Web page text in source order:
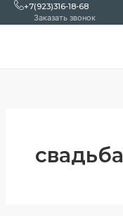
Перейти
к
+7(923)316-18-68
Заказать звонок
свадьба